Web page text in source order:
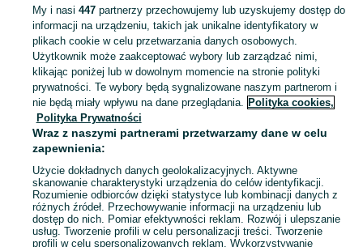
suzuki skup złomu butla na gaz podwozie rc
Zobacz
Mapa kategorii
Mapa miejscowości
Mapa ministron
Popularne wyszukiwania
My i nasi 447partnerzy przechowujemy lub uzyskujemy dostęp do
informacji na urządzeniu, takich jak unikalne identyfikatory w
plikach cookie w celu przetwarzania danych osobowych.
Użytkownik może zaakceptować wybory lub zarządzać nimi,
klikając poniżej lub w dowolnym momencie na stronie polityki
prywatności. Te wybory będą sygnalizowane naszym partnerom i
nie będą miały wpływu na dane przeglądania. Polityka cookies,
Polityka Prywatności
Wraz z naszymi partnerami przetwarzamy dane w celu
zapewnienia:
Użycie dokładnych danych geolokalizacyjnych. Aktywne
skanowanie charakterystyki urządzenia do celów identyfikacji.
Rozumienie odbiorców dzięki statystyce lub kombinacji danych z
różnych źródeł. Przechowywanie informacji na urządzeniu lub
dostęp do nich. Pomiar efektywności reklam. Rozwój i ulepszanie
usług. Tworzenie profili w celu personalizacji treści. Tworzenie
profili w celu spersonalizowanych reklam. Wykorzystywanie